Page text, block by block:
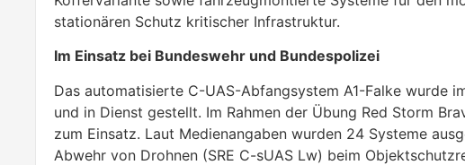
stationären Schutz kritischer Infrastruktur.
Im Einsatz bei Bundeswehr und Bundespolizei
Das automatisierte C-UAS-Abfangsystem A1-Falke wurde
und in Dienst gestellt. Im Rahmen der Übung Red Storm
zum Einsatz. Laut Medienangaben wurden 24 Systeme
Abwehr von Drohnen (SRE C-sUAS Lw) beim